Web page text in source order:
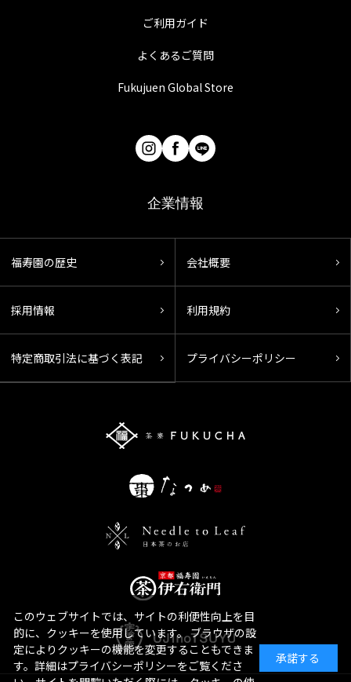
ご利用ガイド
よくあるご質問
Fukujuen Global Store
企業情報
福寿園の歴史 会社概要
採用情報 利用規約
特定商取引法に基づく表記 プライバシーポリシー
このウェブサイトでは、サイトの利便性向上を目
的に、クッキーを使用しています。 ブラウザの設
定によりクッキーの機能を変更することもできま
す。詳細はプライバシーポリシーをご覧くださ
承諾する